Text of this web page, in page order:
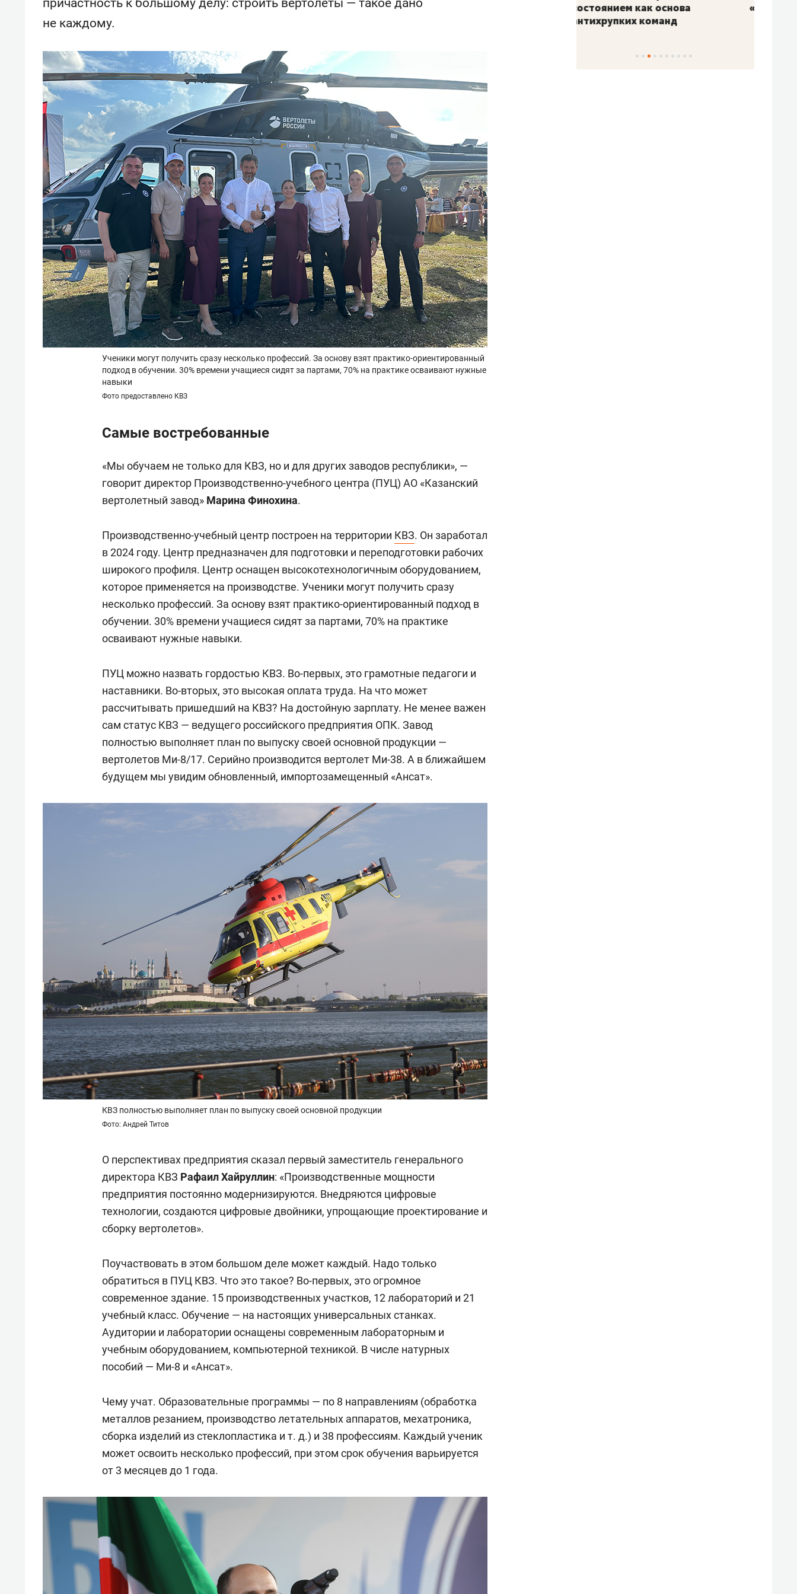
причастность к большому делу: строить вертолеты — такое дано
не каждому.
Ученики могут получить сразу несколько профессий. За основу взят практико-ориентированный
подход в обучении. 30% времени учащиеся сидят за партами, 70% на практике осваивают нужные
навыки
Фото предоставлено КВЗ
Самые востребованные
«Мы обучаем не только для КВЗ, но и для других заводов республики», —
говорит директор Производственно-учебного центра (ПУЦ) АО «Казанский
вертолетный завод» Марина Финохина.
Производственно-учебный центр построен на территории КВЗ. Он заработал
в 2024 году. Центр предназначен для подготовки и переподготовки рабочих
широкого профиля. Центр оснащен высокотехнологичным оборудованием,
которое применяется на производстве. Ученики могут получить сразу
несколько профессий. За основу взят практико-ориентированный подход в
обучении. 30% времени учащиеся сидят за партами, 70% на практике
осваивают нужные навыки.
ПУЦ можно назвать гордостью КВЗ. Во-первых, это грамотные педагоги и
наставники. Во-вторых, это высокая оплата труда. На что может
рассчитывать пришедший на КВЗ? На достойную зарплату. Не менее важен
сам статус КВЗ — ведущего российского предприятия ОПК. Завод
полностью выполняет план по выпуску своей основной продукции —
вертолетов Ми-8/17. Серийно производится вертолет Ми-38. А в ближайшем
будущем мы увидим обновленный, импортозамещенный «Ансат».
КВЗ полностью выполняет план по выпуску своей основной продукции
Фото: Андрей Титов
О перспективах предприятия сказал первый заместитель генерального
директора КВЗ Рафаил Хайруллин: «Производственные мощности
предприятия постоянно модернизируются. Внедряются цифровые
технологии, создаются цифровые двойники, упрощающие проектирование и
сборку вертолетов».
Поучаствовать в этом большом деле может каждый. Надо только
обратиться в ПУЦ КВЗ. Что это такое? Во-первых, это огромное
современное здание. 15 производственных участков, 12 лабораторий и 21
учебный класс. Обучение — на настоящих универсальных станках.
Аудитории и лаборатории оснащены современным лабораторным и
учебным оборудованием, компьютерной техникой. В числе натурных
пособий — Ми-8 и «Ансат».
Чему учат. Образовательные программы — по 8 направлениям (обработка
металлов резанием, производство летательных аппаратов, мехатроника,
сборка изделий из стеклопластика и т. д.) и 38 профессиям. Каждый ученик
может освоить несколько профессий, при этом срок обучения варьируется
от 3 месяцев до 1 года.
состоянием как основа
«Гонка Героев»